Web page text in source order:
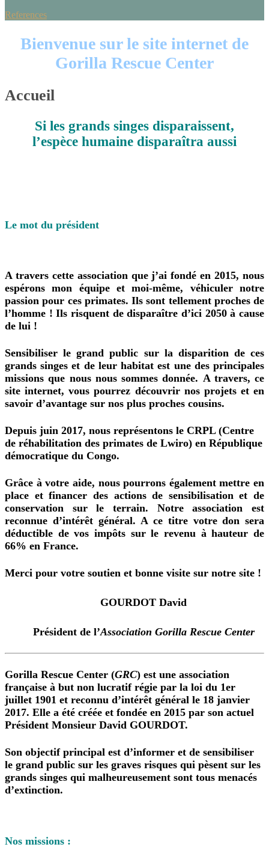
References
Bienvenue sur le site internet de
Gorilla Rescue Center
Accueil
Si les grands singes disparaissent,
l’espèce humaine disparaîtra aussi
Le mot du président
A travers cette association que j’ai fondé en 2015, nous
espérons mon équipe et moi-même, véhiculer notre
passion pour ces primates. Ils sont tellement proches de
l’homme ! Ils risquent de disparaître d’ici 2050 à cause
de lui !
Sensibiliser le grand public sur la disparition de ces
grands singes et de leur habitat est une des principales
missionsque nous nous sommes donnée. A travers, ce
site internet, vous pourrez découvrir nos projets et en
savoir d’avantage sur nos plus proches cousins.
Depuis juin 2017, nous représentons le CRPL (Centre
de réhabilitation des primates de Lwiro) en République
démocratique du Congo.
Grâce à votre aide, nous pourrons également mettre en
place et financer des actions de sensibilisation et de
conservation sur le terrain. Notre association est
reconnue d’intérêt général. A ce titre votre don sera
déductible de vos impôts sur le revenu à hauteur de
66% en France.
Merci pour votre soutien et bonne visite sur notre site !
GOURDOT David
Président de l’Association Gorilla Rescue Center
Gorilla Rescue Center (GRC) est une association
française à but non lucratif régie par la loi du 1er
juillet 1901 et reconnu d’intérêt général le 18 janvier
2017. Elle a été créée et fondée en 2015 par son actuel
Président Monsieur David GOURDOT.
Son objectif principal est d’informer et de sensibiliser
le grand public sur les graves risques qui pèsent sur les
grands singes qui malheureusement sont tous menacés
d’extinction.
Nos missions :